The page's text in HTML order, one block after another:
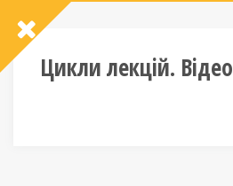
Цикли лекцій. Відео